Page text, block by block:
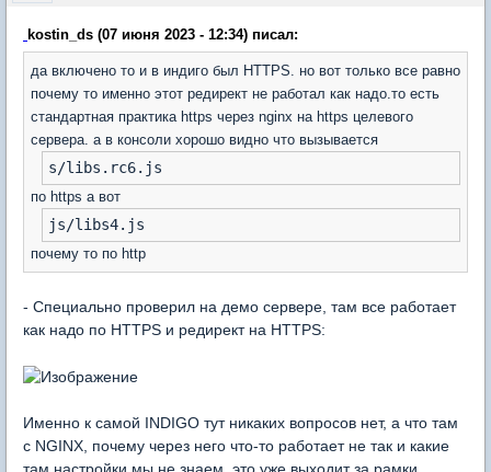
kostin_ds (07 июня 2023 - 12:34) писал:
да включено то и в индиго был HTTPS. но вот только все равно
почему то именно этот редирект не работал как надо.то есть
стандартная практика https через nginx на https целевого
сервера. а в консоли хорошо видно что вызывается
s/libs.rc6.js
по https а вот
js/libs4.js
почему то по http
- Специально проверил на демо сервере, там все работает
как надо по HTTPS и редирект на HTTPS:
Именно к самой INDIGO тут никаких вопросов нет, а что там
с NGINX, почему через него что-то работает не так и какие